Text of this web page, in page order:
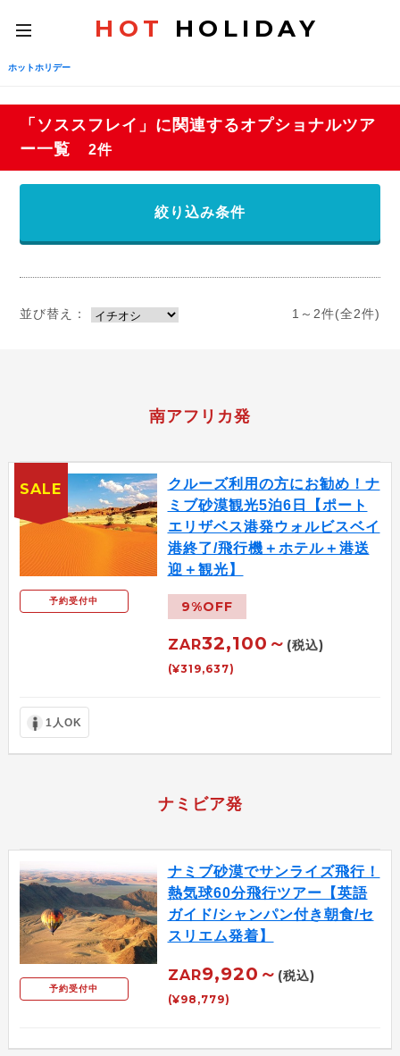
toggle
navigation
HOT HOLIDAY
ホットホリデー
「ソススフレイ」に関連するオプショナルツア
ー一覧
2件
絞り込み条件
並び替え： 1～2件(全2件)
南アフリカ発
予約受付中
クルーズ利用の方にお勧め！ナ
ミブ砂漠観光5泊6日【ポート
エリザベス港発ウォルビスベイ
港終了/飛行機＋ホテル＋港送
迎＋観光】
9%OFF
ZAR32,100～ (税込)
(¥319,637)
1人OK
SALE
ナミビア発
予約受付中
ナミブ砂漠でサンライズ飛行！
熱気球60分飛行ツアー【英語
ガイド/シャンパン付き朝食/セ
スリエム発着】
ZAR9,920～ (税込)
(¥98,779)